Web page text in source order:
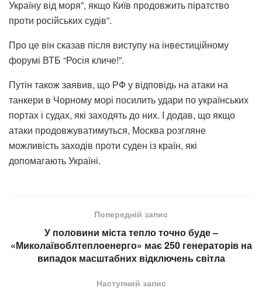
Україну від моря”, якщо Київ продовжить піратство
проти російських судів”.
Про це він сказав після виступу на інвестиційному
форумі ВТБ “Росія кличе!”.
Путін також заявив, що РФ у відповідь на атаки на
танкери в Чорному морі посилить удари по українських
портах і судах, які заходять до них. І додав, що якщо
атаки продовжуватимуться, Москва розгляне
можливість заходів проти суден із країн, які
допомагають Україні.
Попередній запис
У половини міста тепло точно буде –
«Миколаївоблтеплоенерго» має 250 генераторів на
випадок масштабних відключень світла
Наступний запис